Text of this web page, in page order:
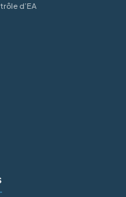
d’EA